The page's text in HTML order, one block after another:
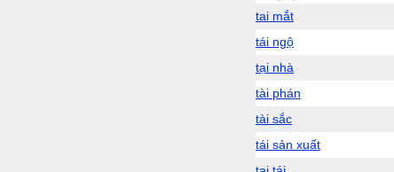
tai mắt
tái ngộ
tại nhà
tài phán
tài sắc
tái sản xuất